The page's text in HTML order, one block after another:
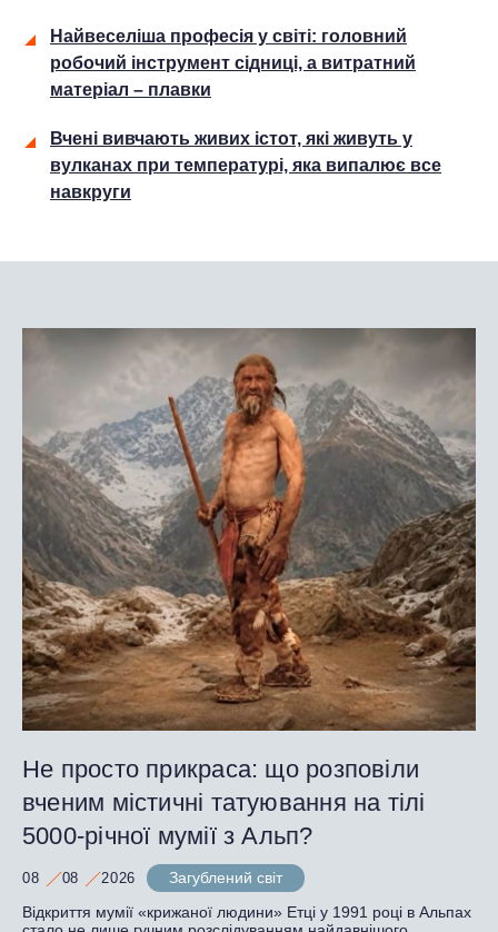
Найвеселіша професія у світі: головний
робочий інструмент сідниці, а витратний
матеріал – плавки
Вчені вивчають живих істот, які живуть у
вулканах при температурі, яка випалює все
навкруги
Не просто прикраса: що розповіли
вченим містичні татуювання на тілі
5000-річної мумії з Альп?
08 08 2026
Загублений світ
Відкриття мумії «крижаної людини» Етці у 1991 році в Альпах